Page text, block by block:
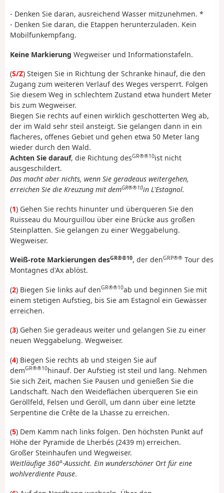
- Denken Sie daran, ausreichend Wasser mitzunehmen. *
- Denken Sie daran, die Etappen herunterzuladen. Kein
Mobilfunkempfang.
Keine Markierung Wegweiser und Informationstafeln.
(S/Z) Steigen Sie in Richtung der Schranke hinauf, die den
Zugang zum weiteren Verlauf des Weges versperrt. Folgen
Sie diesem Weg in schlechtem Zustand etwa hundert Meter
bis zum Wegweiser.
Biegen Sie rechts auf einen wirklich geschotterten Weg ab,
der im Wald sehr steil ansteigt. Sie gelangen dann in ein
flacheres, offenes Gebiet und gehen etwa 50 Meter lang
wieder durch den Wald.
Achten Sie darauf, die Richtung desGR®®10ist nicht
ausgeschildert.
Das macht aber nichts, wenn Sie geradeaus weitergehen,
erreichen Sie die Kreuzung mit demGR®®10in L'Estagnol.
(1) Gehen Sie rechts hinunter und überqueren Sie den
Ruisseau du Mourguillou über eine Brücke aus großen
Steinplatten. Sie gelangen zu einer Weggabelung.
Wegweiser.
Weiß-rote Markierungen desGR®®10, der denGRP®® Tour des
Montagnes d'Ax ablöst.
(2) Biegen Sie links auf denGR®®10ab und beginnen Sie mit
einem stetigen Aufstieg, bis Sie am Estagnol ein Gewässer
erreichen.
(3) Gehen Sie geradeaus weiter und gelangen Sie zu einer
neuen Weggabelung. Wegweiser.
(4) Biegen Sie rechts ab und steigen Sie auf
demGR®®10hinauf. Der Aufstieg ist steil und lang. Nehmen
Sie sich Zeit, machen Sie Pausen und genießen Sie die
Landschaft. Nach den Weideflächen überqueren Sie ein
Geröllfeld, Felsen und Geröll, um dann über eine letzte
Serpentine die Crête de la Lhasse zu erreichen.
(5) Dem Kamm nach links folgen. Den höchsten Punkt auf
Höhe der Pyramide de Lherbés (2439 m) erreichen.
Großer Steinhaufen und Wegweiser.
Weitläufige 360°-Aussicht. Ein wunderschöner Ort für eine
wohlverdiente Pause.